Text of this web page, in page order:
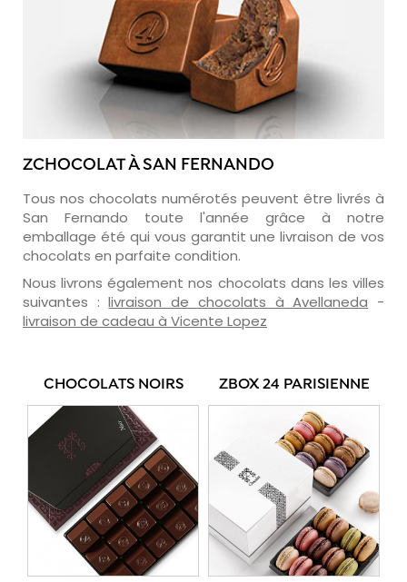
ZCHOCOLAT À SAN FERNANDO
Tous nos chocolats numérotés peuvent être livrés à
San Fernando toute l'année grâce à notre
emballage été qui vous garantit une livraison de vos
chocolats en parfaite condition.
Nous livrons également nos chocolats dans les villes
suivantes :livraison de chocolats à Avellaneda -
livraison de cadeau à Vicente Lopez
CHOCOLATS NOIRS ZBOX 24 PARISIENNE